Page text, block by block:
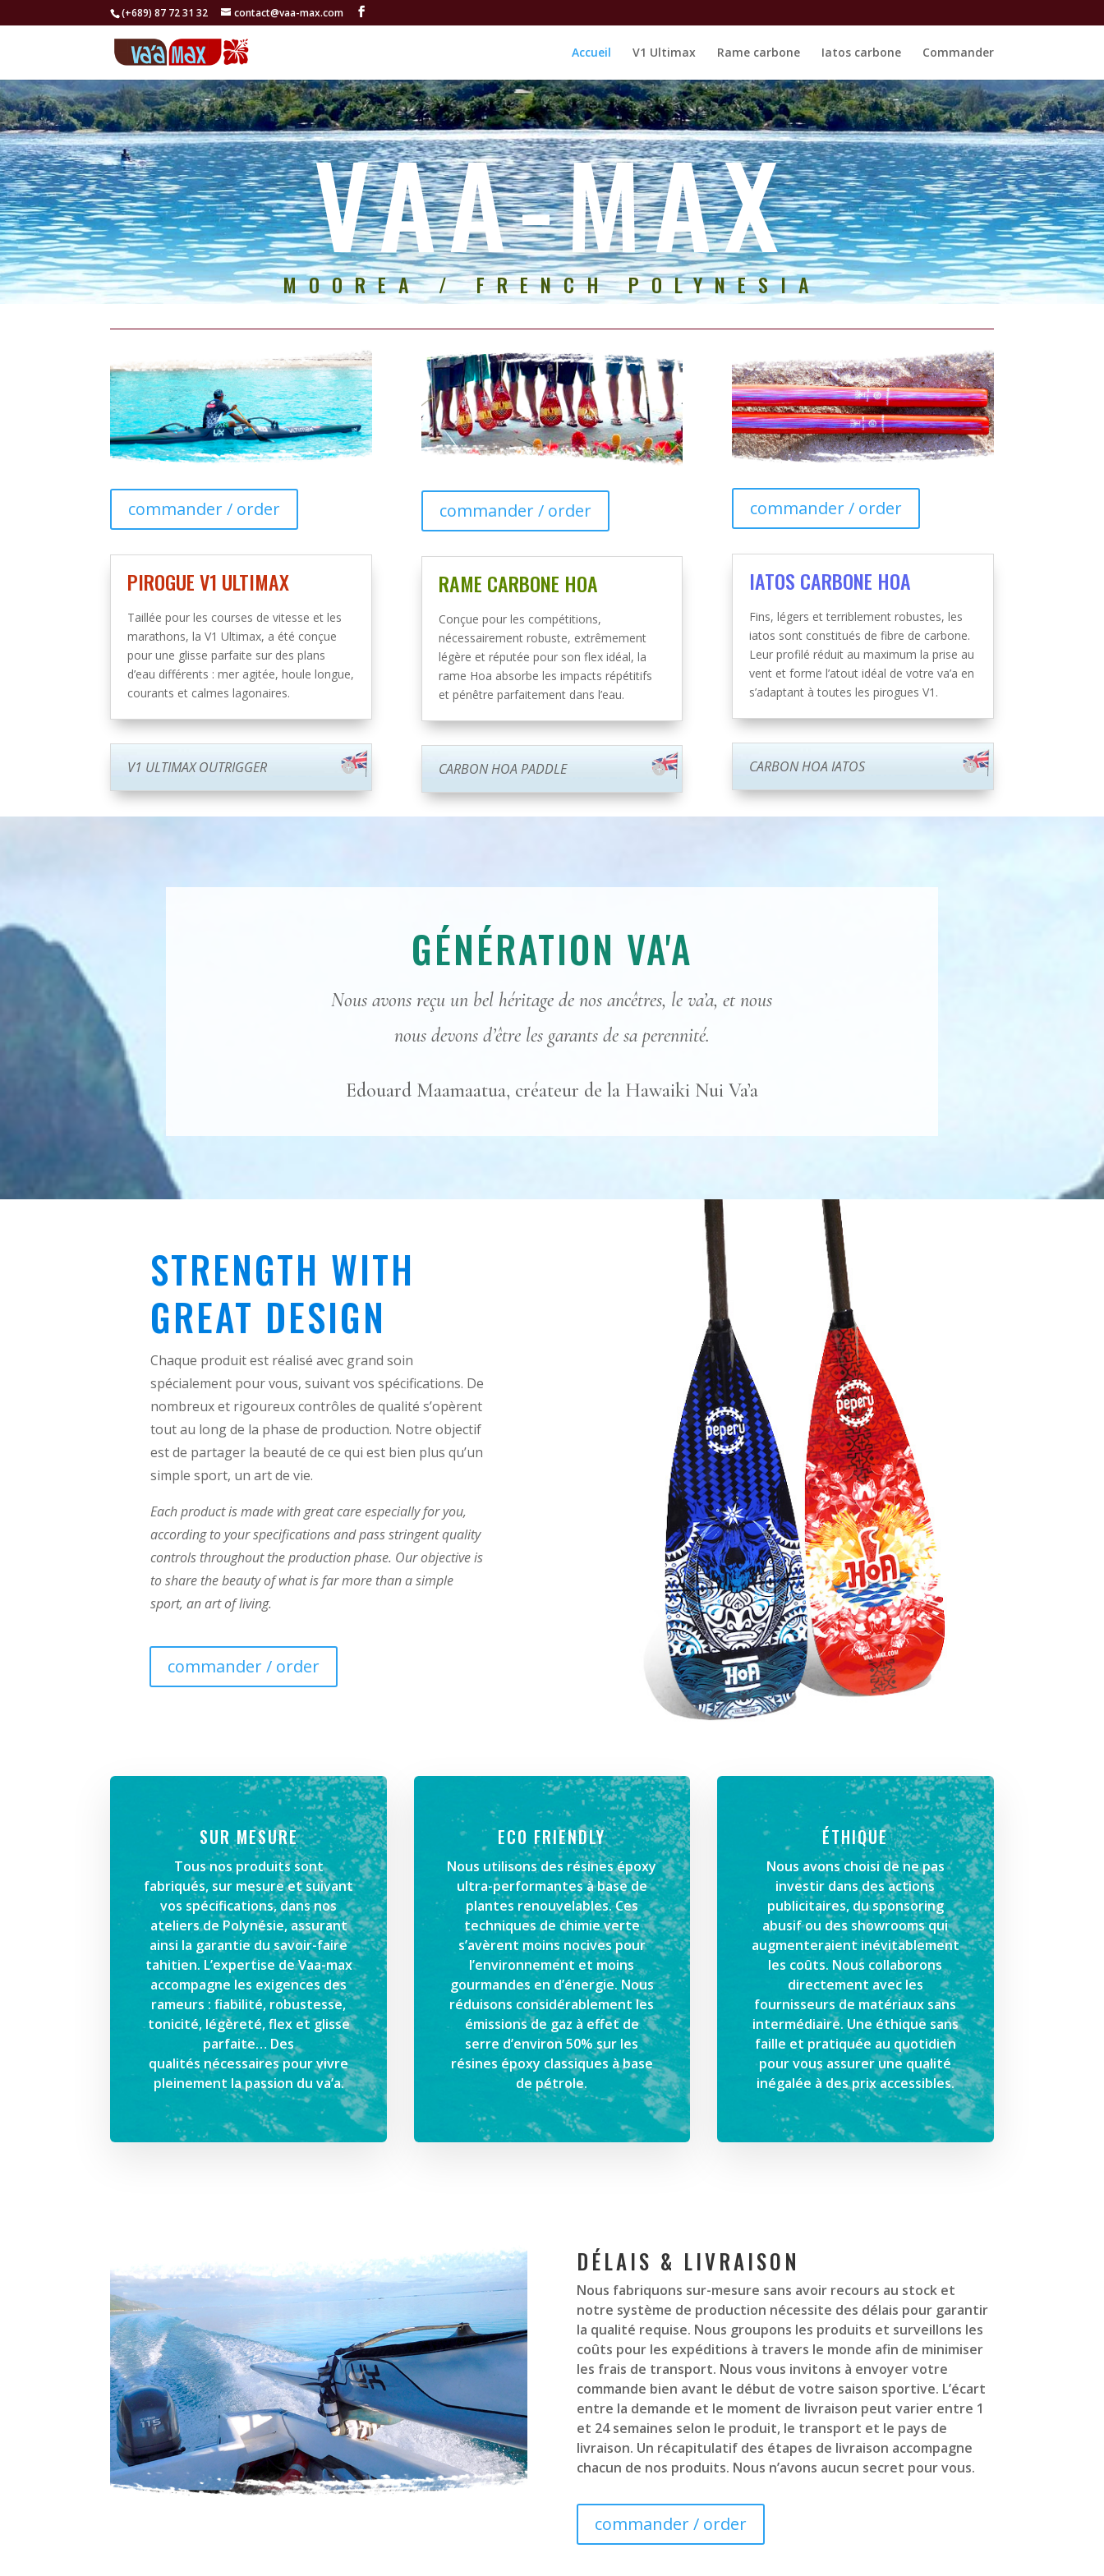
(+689) 87 72 31 32 contact@vaa-max.com
Accueil V1 Ultimax Rame carbone Iatos carbone Commander
VAA-MAX
MOOREA / FRENCH POLYNESIA
commander / order
PIROGUE V1 ULTIMAX
Taillée pour les courses de vitesse et les
marathons, la V1 Ultimax, a été conçue
pour une glisse parfaite sur des plans
d’eau différents : mer agitée, houle longue,
courants et calmes lagonaires.
V1 ULTIMAX OUTRIGGER
commander / order
RAME CARBONE HOA
Conçue pour les compétitions,
nécessairement robuste, extrêmement
légère et réputée pour son flex idéal, la
rame Hoa absorbe les impacts répétitifs
et pénêtre parfaitement dans l’eau.
CARBON HOA PADDLE
commander / order
IATOS CARBONE HOA
Fins, légers et terriblement robustes, les
iatos sont constitués de fibre de carbone.
Leur profilé réduit au maximum la prise au
vent et forme l’atout idéal de votre va’a en
s’adaptant à toutes les pirogues V1.
CARBON HOA IATOS
GÉNÉRATION VA'A
Nous avons reçu un bel héritage de nos ancêtres, le va’a, et nous
nous devons d’être les garants de sa perennité.
Edouard Maamaatua, créateur de la Hawaiki Nui Va’a
STRENGTH WITH
GREAT DESIGN
Chaque produit est réalisé avec grand soin
spécialement pour vous, suivant vos spécifications. De
nombreux et rigoureux contrôles de qualité s’opèrent
tout au long de la phase de production. Notre objectif
est de partager la beauté de ce qui est bien plus qu’un
simple sport, un art de vie.
Each product is made with great care especially for you,
according to your specifications and pass stringent quality
controls throughout the production phase. Our objective is
to share the beauty of what is far more than a simple
sport, an art of living.
commander / order
SUR MESURE
Tous nos produits sont
fabriqués, sur mesure et suivant
vos spécifications, dans nos
ateliers de Polynésie, assurant
ainsi la garantie du savoir-faire
tahitien. L’expertise de Vaa-max
accompagne les exigences des
rameurs : fiabilité, robustesse,
tonicité, légèreté, flex et glisse
parfaite… Des
qualités nécessaires pour vivre
pleinement la passion du va’a.
ECO FRIENDLY
Nous utilisons des résines époxy
ultra-performantes à base de
plantes renouvelables. Ces
techniques de chimie verte
s’avèrent moins nocives pour
l’environnement et moins
gourmandes en d’énergie. Nous
réduisons considérablement les
émissions de gaz à effet de
serre d’environ 50% sur les
résines époxy classiques à base
de pétrole.
ÉTHIQUE
Nous avons choisi de ne pas
investir dans des actions
publicitaires, du sponsoring
abusif ou des showrooms qui
augmenteraient inévitablement
les coûts. Nous collaborons
directement avec les
fournisseurs de matériaux sans
intermédiaire. Une éthique sans
faille et pratiquée au quotidien
pour vous assurer une qualité
inégalée à des prix accessibles.
DÉLAIS & LIVRAISON
Nous fabriquons sur-mesure sans avoir recours au stock et
notre système de production nécessite des délais pour garantir
la qualité requise. Nous groupons les produits et surveillons les
coûts pour les expéditions à travers le monde afin de minimiser
les frais de transport. Nous vous invitons à envoyer votre
commande bien avant le début de votre saison sportive. L’écart
entre la demande et le moment de livraison peut varier entre 1
et 24 semaines selon le produit, le transport et le pays de
livraison. Un récapitulatif des étapes de livraison accompagne
chacun de nos produits. Nous n’avons aucun secret pour vous.
commander / order